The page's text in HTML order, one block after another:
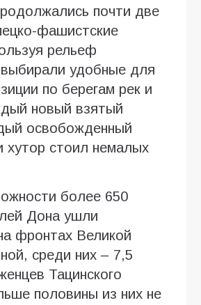
почти две
фашистские
рельеф
удобные для
по берегам рек и
новый взятый
освобожденный
хутор стоил немалых
более 650
Дона ушли
фронтах Великой
среди них – 7,5
Тацинского
половины из них не